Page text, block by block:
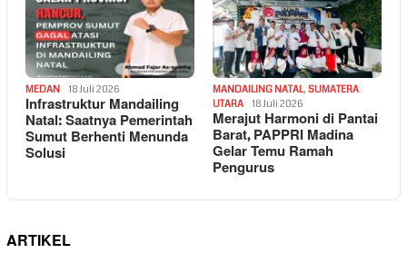
MEDAN 18 Juli 2026
Infrastruktur Mandailing
Natal: Saatnya Pemerintah
Sumut Berhenti Menunda
Solusi
MANDAILING NATAL, SUMATERA
UTARA
18 Juli 2026
Merajut Harmoni di Pantai
Barat, PAPPRI Madina
Gelar Temu Ramah
Pengurus
ARTIKEL